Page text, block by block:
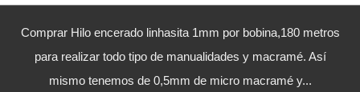
Comprar Hilo encerado linhasita 1mm por bobina,180 metros
para realizar todo tipo de manualidades y macramé. Así
mismo tenemos de 0,5mm de micro macramé y...